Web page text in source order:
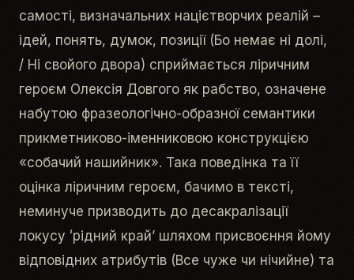
самості, визначальних націєтворчих реалій –
ідей, понять, думок, позиції (Бо немає ні долі,
/ Ні свойого двора) сприймається ліричним
героєм Олексія Довгого як рабство, означене
набутою фразеологічно-образної семантики
прикметниково-іменниковою конструкцією
«собачий нашийник». Така поведінка та її
оцінка ліричним героєм, бачимо в тексті,
неминуче призводить до десакралізації
локусу ʻрідний крайʼ шляхом присвоєння йому
відповідних атрибутів (Все чуже чи нічийне) та